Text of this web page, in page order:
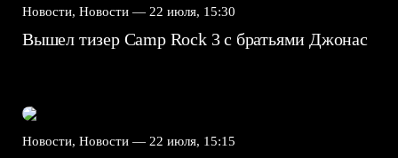
Новости, Новости — 22 июля, 15:30
Вышел тизер Camp Rock 3 с братьями Джонас
Новости, Новости — 22 июля, 15:15